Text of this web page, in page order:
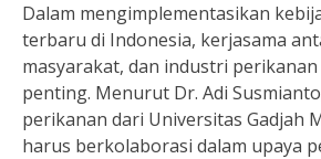
Dalam mengimplementasikan
terbaru di Indonesia, kerjasama
masyarakat, dan industri
penting. Menurut Dr. Adi
perikanan dari Universitas Gadjah
harus berkolaborasi dalam upaya